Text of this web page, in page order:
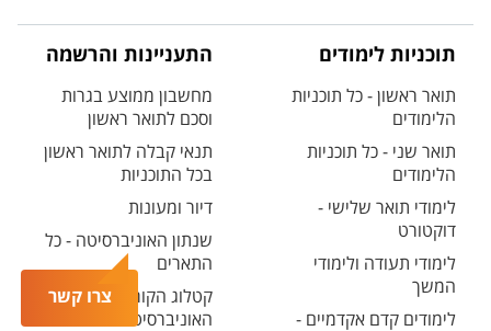
צרו קשר
תוכניות לימודים
תואר ראשון - כל תוכניות
הלימודים
תואר שני - כל תוכניות
הלימודים
לימודי תואר שלישי -
דוקטורט
לימודי תעודה ולימודי
המשך
לימודים קדם אקדמיים -
התעניינות והרשמה
מחשבון ממוצע בגרות
וסכם לתואר ראשון
תנאי קבלה לתואר ראשון
בכל התוכניות
דיור ומעונות
שנתון האוניברסיטה - כל
התארים
קטלוג הקורסים
האוניברסיטאי